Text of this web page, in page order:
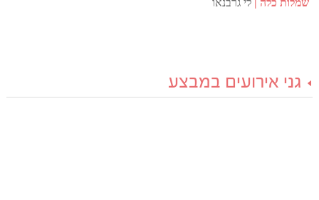
שמלות כלה לי גרבנאו
גני אירועים במבצע